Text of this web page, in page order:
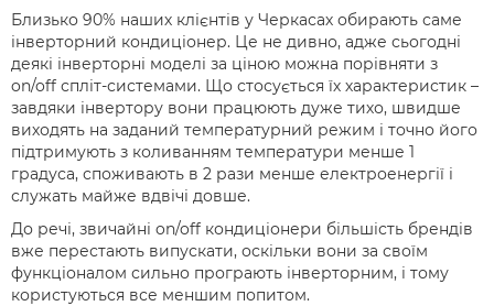
Близько 90% наших клієнтів у Черкасах обирають саме
інверторний кондиціонер. Це не дивно, адже сьогодні
деякі інверторні моделі за ціною можна порівняти з
on/off спліт-системами. Що стосується їх характеристик –
завдяки інвертору вони працюють дуже тихо, швидше
виходять на заданий температурний режим і точно його
підтримують з коливанням температури менше 1
градуса, споживають в 2 рази менше електроенергії і
служать майже вдвічі довше.
До речі, звичайні on/off кондиціонери більшість брендів
вже перестають випускати, оскільки вони за своїм
функціоналом сильно програють інверторним, і тому
користуються все меншим попитом.